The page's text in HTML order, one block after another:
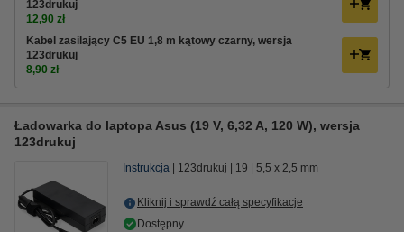
123drukuj
12,90 zł
Kabel zasilający C5 EU 1,8 m kątowy czarny, wersja
123drukuj
8,90 zł
Ładowarka do laptopa Asus (19 V, 6,32 A, 120 W), wersja
123drukuj
Instrukcja 123drukuj 19 5,5 x 2,5 mm
Kliknij i sprawdź całą specyfikacje
Dostępny